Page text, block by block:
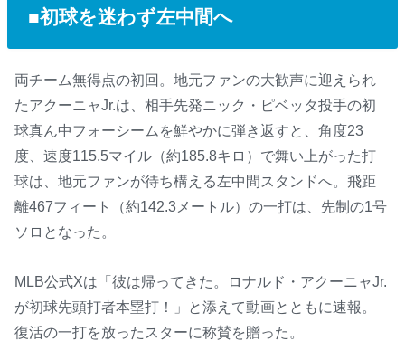
■初球を迷わず左中間へ
両チーム無得点の初回。地元ファンの大歓声に迎えられ
たアクーニャJr.は、相手先発ニック・ピベッタ投手の初
球真ん中フォーシームを鮮やかに弾き返すと、角度23
度、速度115.5マイル（約185.8キロ）で舞い上がった打
球は、地元ファンが待ち構える左中間スタンドへ。飛距
離467フィート（約142.3メートル）の一打は、先制の1号
ソロとなった。
MLB公式Xは「彼は帰ってきた。ロナルド・アクーニャJr.
が初球先頭打者本塁打！」と添えて動画とともに速報。
復活の一打を放ったスターに称賛を贈った。